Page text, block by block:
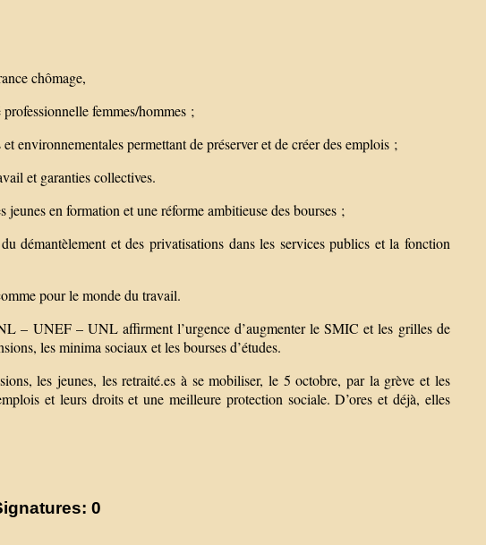
chômage,
femmes/hommes ;
environnementales permettant de préserver et de créer des emplois ;
et garanties collectives.
en formation et une réforme ambitieuse des bourses ;
démantèlement et des privatisations dans les services publics et la fonction
pour le monde du travail.
– UNEF – UNL affirment l’urgence d’augmenter le SMIC et les grilles de
les minima sociaux et les bourses d’études.
les jeunes, les retraité.es à se mobiliser, le 5 octobre, par la grève et les
et leurs droits et une meilleure protection sociale. D’ores et déjà, elles
0